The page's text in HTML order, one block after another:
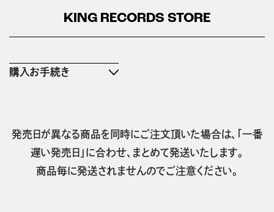
KING RECORDS STORE
購入お手続き
発売日が異なる商品を同時にご注文頂いた場合は、「一番
遅い発売日」に合わせ、まとめて発送いたします。
商品毎に発送されませんのでご注意ください。